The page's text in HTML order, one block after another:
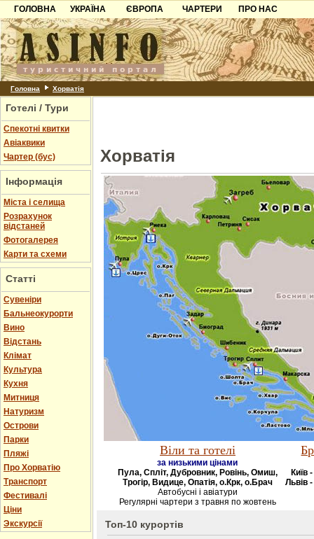
ГОЛОВНА
УКРАЇНА
Карпати
Азов
Причорноморря
Шацьк
ЄВРОПА
Чорногорія
Хорватія
Болгарія
ЧАРТЕРИ
ПРО НАС
Контакти
Партнерам
Додати готель
Головна Хорватія
Готелі / Тури
Спекотні квитки
Авіаквики
Чартер (бус)
Інформація
Міста і селища
Розрахунок
відстаней
Фотогалерея
Карти та схеми
Статті
Cувеніри
Бальнеокурорти
Вино
Відстань
Клімат
Культура
Кухня
Митниця
Натуризм
Острови
Парки
Пляжі
Про Хорватію
Транспорт
Фестивалі
Ціни
Экскурсії
Хорватія
Віли та готелі
за низькими цінами
Пула, Спліт, Дубровник, Ровінь, Омиш,
Трогір, Видице, Опатія, о.Крк, о.Брач
Автобусні і авіатури
Регулярні чартери з травня по жовтень
Київ
Львів
Топ-10 курортів